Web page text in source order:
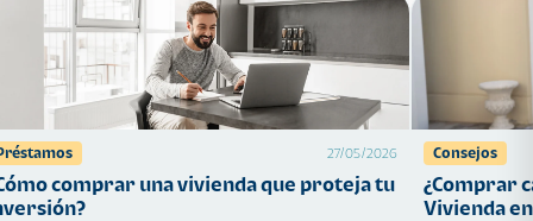
27/05/2026
comprar una vivienda que proteja tu
Consejos
¿Comprar
Vivienda